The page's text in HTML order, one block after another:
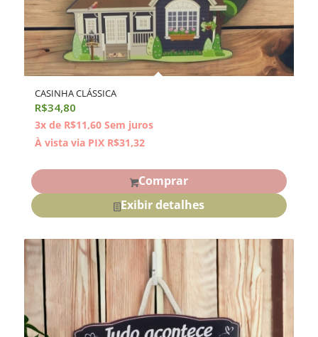
CASINHA CLÁSSICA
R$34,80
3x de R$11,60 Sem juros
À vista via PIX R$31,32
Comprar
Exibir detalhes